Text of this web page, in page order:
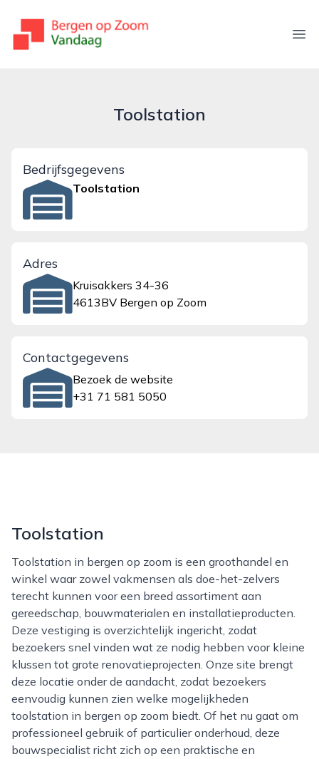
bergenopzoomvandaag.nl
Toolstation
Bedrijfsgegevens
Toolstation
Adres
Kruisakkers 34-36
4613BV Bergen op Zoom
Contactgegevens
Bezoek de website
+31 71 581 5050
Toolstation
Toolstation in bergen op zoom is een groothandel en
winkel waar zowel vakmensen als doe-het-zelvers
terecht kunnen voor een breed assortiment aan
gereedschap, bouwmaterialen en installatieproducten.
Deze vestiging is overzichtelijk ingericht, zodat
bezoekers snel vinden wat ze nodig hebben voor kleine
klussen tot grote renovatieprojecten. Onze site brengt
deze locatie onder de aandacht, zodat bezoekers
eenvoudig kunnen zien welke mogelijkheden
toolstation in bergen op zoom biedt. Of het nu gaat om
professioneel gebruik of particulier onderhoud, deze
bouwspecialist richt zich op een praktische en